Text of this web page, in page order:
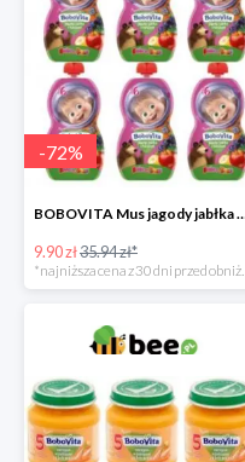
-72%
BOBOVITA Mus jagody
9.90 zł35.94 zł*